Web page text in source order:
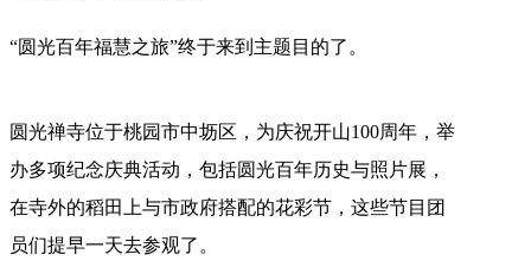
“圆光百年福慧之旅”终于来到主题目的了。
圆光禅寺位于桃园市中坜区，为庆祝开山100周年，举
办多项纪念庆典活动，包括圆光百年历史与照片展，
在寺外的稻田上与市政府搭配的花彩节，这些节目团
员们提早一天去参观了。